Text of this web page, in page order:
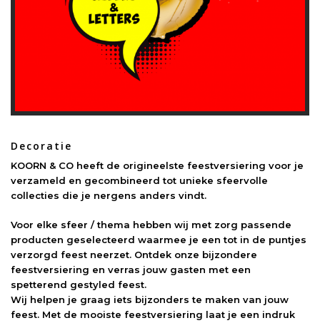
Decoratie
KOORN & CO heeft de origineelste feestversiering voor je
verzameld en gecombineerd tot unieke sfeervolle
collecties die je nergens anders vindt.
Voor elke sfeer / thema hebben wij met zorg passende
producten geselecteerd waarmee je een tot in de puntjes
verzorgd feest neerzet. Ontdek onze bijzondere
feestversiering en verras jouw gasten met een
spetterend gestyled feest.
Wij helpen je graag iets bijzonders te maken van jouw
feest. Met de mooiste feestversiering laat je een indruk